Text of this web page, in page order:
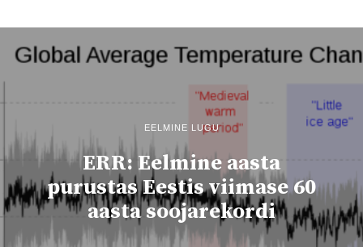
EELMINE LUGU
ERR: Eelmine aasta
purustas Eestis viimase 60
aasta soojarekordi